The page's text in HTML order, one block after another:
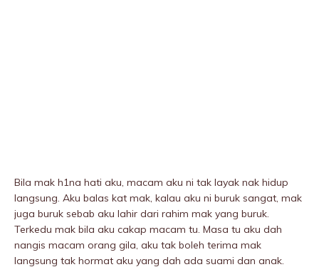
Bila mak h1na hati aku, macam aku ni tak layak nak hidup
langsung. Aku baIas kat mak, kalau aku ni buruk sangat, mak
juga buruk sebab aku lahir dari rahim mak yang buruk.
Terkedu mak bila aku cakap macam tu. Masa tu aku dah
nangis macam orang giIa, aku tak boleh terima mak
langsung tak hormat aku yang dah ada suami dan anak.